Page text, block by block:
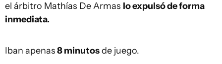
el árbitro Mathías De Armas lo expulsó de forma
inmediata.
Iban apenas8 minutosde juego.